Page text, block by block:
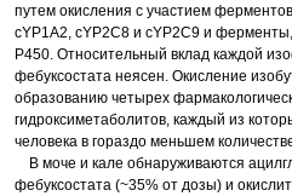
путем окисления с участием
сYP1A2, сYP2C8 и сYP2C9 и
P450. Относительный вклад каждой
фебуксостата неясен. Окисление
образованию четырех
гидроксиметаболитов, каждый из
человека в гораздо меньшем
В моче и кале обнаруживаются
фебуксостата (~35% от дозы) и